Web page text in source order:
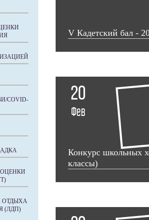
V Кадетский бал -
20
Фев
Конкурс школьных
классы)
COVID-
ОТДЫХА
(ЛДП)